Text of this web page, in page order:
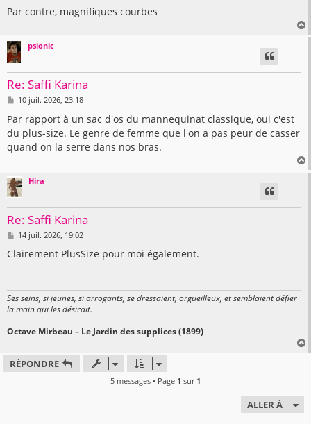
g
e
Par contre, magnifiques courbes
psionic
Re: Saffi Karina
M
s
s
a
g
e
10 juil. 2026, 23:18
Par rapport à un sac d'os du mannequinat classique, oui c'est
du plus-size. Le genre de femme que l'on a pas peur de casser
quand on la serre dans nos bras.
Hira
Re: Saffi Karina
M
s
s
e
14 juil. 2026, 19:02
Clairement PlusSize pour moi également.
Ses seins, si jeunes, si arrogants, se dressaient, orgueilleux, et semblaient défier
la main qui les désirait.
Octave Mirbeau – Le Jardin des supplices (1899)
RÉPONDRE
5 messages • Page 1 sur 1
ALLER À